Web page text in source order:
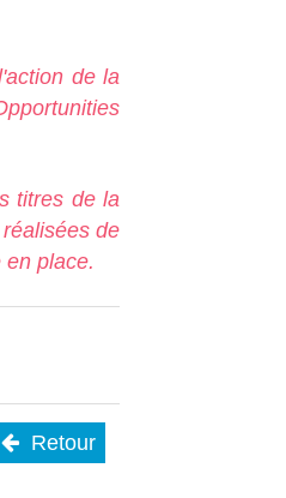
de la
titres de la
de
place.
Retour